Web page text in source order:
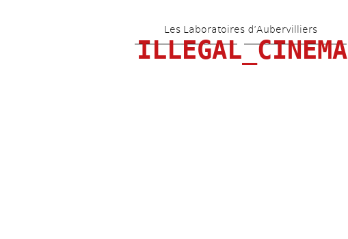
Les Laboratoires d’Aubervilliers
ILLEGAL_CINEMA